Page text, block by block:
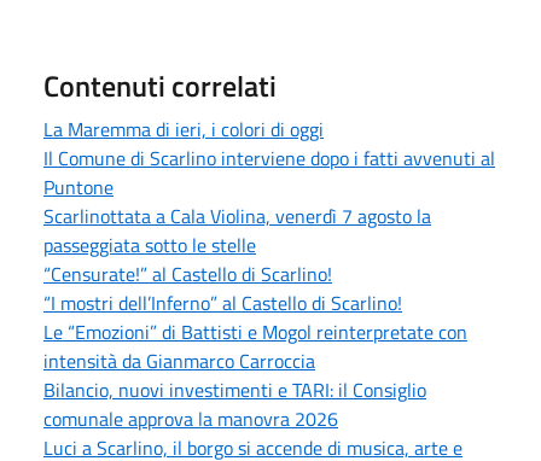
Contenuti correlati
La Maremma di ieri, i colori di oggi
Il Comune di Scarlino interviene dopo i fatti avvenuti al
Puntone
Scarlinottata a Cala Violina, venerdì 7 agosto la
passeggiata sotto le stelle
“Censurate!” al Castello di Scarlino!
“I mostri dell’Inferno” al Castello di Scarlino!
Le “Emozioni” di Battisti e Mogol reinterpretate con
intensità da Gianmarco Carroccia
Bilancio, nuovi investimenti e TARI: il Consiglio
comunale approva la manovra 2026
Luci a Scarlino, il borgo si accende di musica, arte e